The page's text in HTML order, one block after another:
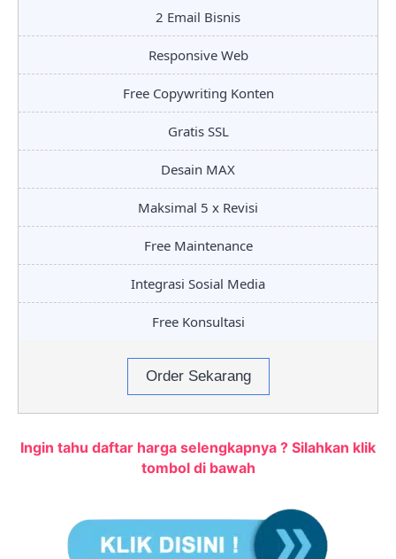
2 Email Bisnis
Responsive Web
Free Copywriting Konten
Gratis SSL
Desain MAX
Maksimal 5 x Revisi
Free Maintenance
Integrasi Sosial Media
Free Konsultasi
Order Sekarang
Ingin tahu daftar harga selengkapnya ? Silahkan klik
tombol di bawah